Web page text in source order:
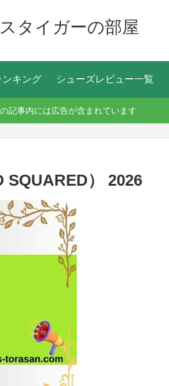
タイガーの部屋
ンキング シューズレビュー一覧
記事内には広告が含まれています
SQUARED） 2026